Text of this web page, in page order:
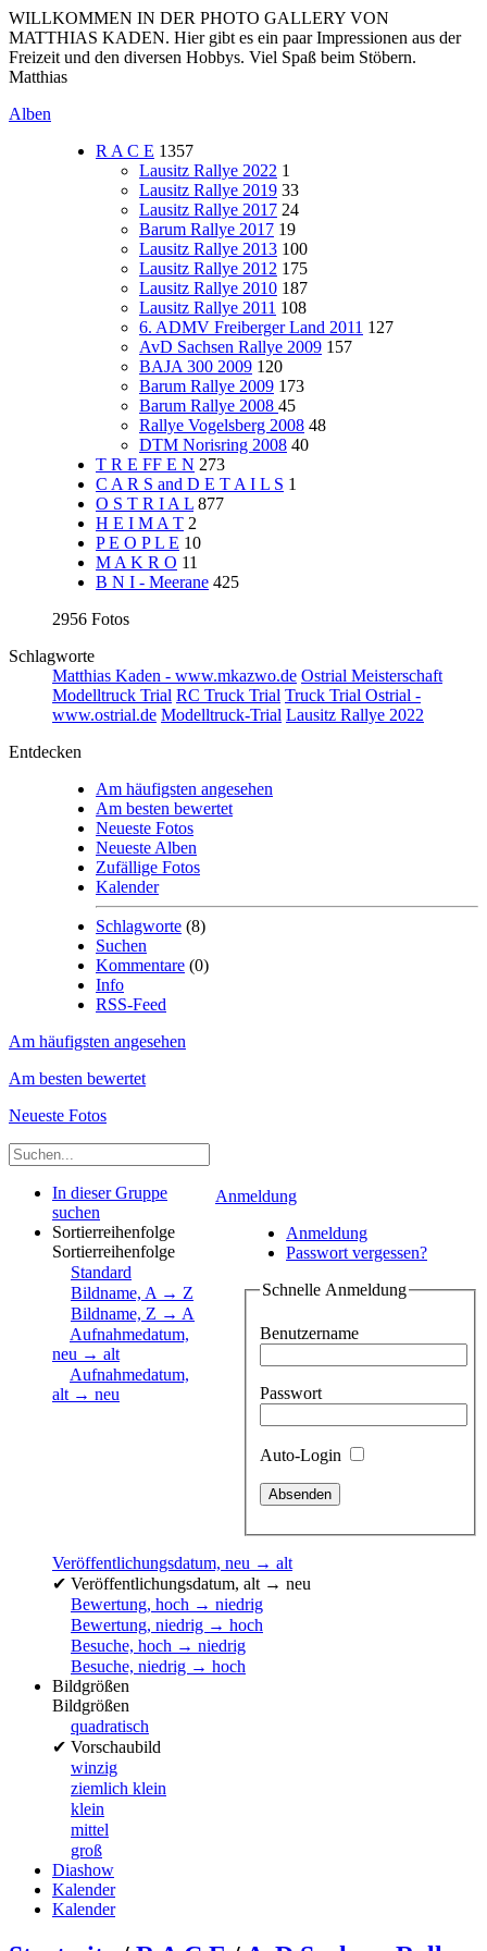
WILLKOMMEN IN DER PHOTO GALLERY VON
MATTHIAS KADEN. Hier gibt es ein paar Impressionen aus der
Freizeit und den diversen Hobbys. Viel Spaß beim Stöbern.
Matthias
Alben
R A C E 1357
Lausitz Rallye 2022 1
Lausitz Rallye 2019 33
Lausitz Rallye 2017 24
Barum Rallye 2017 19
Lausitz Rallye 2013 100
Lausitz Rallye 2012 175
Lausitz Rallye 2010 187
Lausitz Rallye 2011 108
6. ADMV Freiberger Land 2011 127
AvD Sachsen Rallye 2009 157
BAJA 300 2009 120
Barum Rallye 2009 173
Barum Rallye 2008 45
Rallye Vogelsberg 2008 48
DTM Norisring 2008 40
T R E FF E N 273
C A R S and D E T A I L S 1
O S T R I A L 877
H E I M A T 2
P E O P L E 10
M A K R O 11
B N I - Meerane 425
2956 Fotos
Schlagworte
Matthias Kaden - www.mkazwo.de Ostrial Meisterschaft
Modelltruck Trial RC Truck Trial Truck Trial Ostrial -
www.ostrial.de Modelltruck-Trial Lausitz Rallye 2022
Entdecken
Am häufigsten angesehen
Am besten bewertet
Neueste Fotos
Neueste Alben
Zufällige Fotos
Kalender
Schlagworte (8)
Suchen
Kommentare (0)
Info
RSS-Feed
Am häufigsten angesehen
Am besten bewertet
Neueste Fotos
Anmeldung
Anmeldung
Passwort vergessen?
Schnelle Anmeldung
Benutzername
Passwort
Auto-Login
In dieser Gruppe
suchen
Sortierreihenfolge
Sortierreihenfolge
Standard
Bildname, A → Z
Bildname, Z → A
Aufnahmedatum,
neu → alt
Aufnahmedatum,
alt → neu
Veröffentlichungsdatum, neu → alt
✔ Veröffentlichungsdatum, alt → neu
Bewertung, hoch → niedrig
Bewertung, niedrig → hoch
Besuche, hoch → niedrig
Besuche, niedrig → hoch
Bildgrößen
Bildgrößen
quadratisch
✔ Vorschaubild
winzig
ziemlich klein
klein
mittel
groß
Diashow
Kalender
Kalender